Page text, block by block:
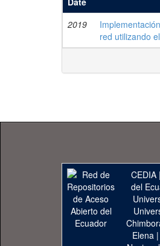
2019
red utilizando
CEDIA |
del
Elena |